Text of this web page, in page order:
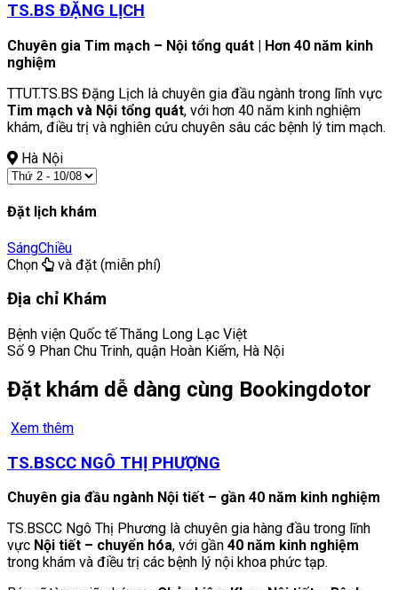
TS.BS ĐẶNG LỊCH
Chuyên gia Tim mạch – Nội tổng quát | Hơn 40 năm kinh
nghiệm
TTUT.TS.BS Đặng Lịch là chuyên gia đầu ngành trong lĩnh vực
Tim mạch và Nội tổng quát, với hơn 40 năm kinh nghiệm
khám, điều trị và nghiên cứu chuyên sâu các bệnh lý tim mạch.
Hà Nội
Đặt lịch khám
SángChiều
Chọn
và đặt (miễn phí)
Địa chỉ Khám
Bệnh viện Quốc tế Thăng Long Lạc Việt
Số 9 Phan Chu Trinh, quận Hoàn Kiếm, Hà Nội
Đặt khám dễ dàng cùng Bookingdotor
Xem thêm
TS.BSCC NGÔ THỊ PHƯỢNG
Chuyên gia đầu ngành Nội tiết – gần 40 năm kinh nghiệm
TS.BSCC Ngô Thị Phương là chuyên gia hàng đầu trong lĩnh
vực Nội tiết – chuyển hóa, với gần 40 năm kinh nghiệm
trong khám và điều trị các bệnh lý nội khoa phức tạp.